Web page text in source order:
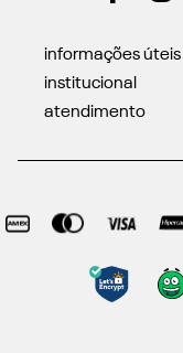
informações úteis
institucional
atendimento